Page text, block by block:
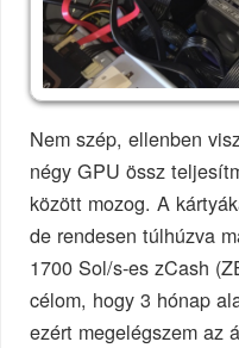
Nem szép, ellenben
négy GPU össz
között mozog. A
de rendesen túlhúzva
1700 Sol/s-es zCash
célom, hogy 3 hónap
ezért megelégszem az